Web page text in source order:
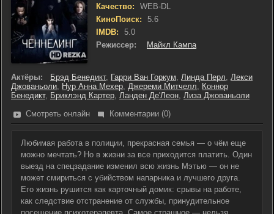
Качество:
WEB-DL
КиноПоиск:
5.6
IMDB:
5.0
Режиссер:
Майкл Кампа
Актёры: Брэд Бенедикт, Гарри Ван Горкум, Линда Перл, Лекси
Джованьоли, Нур Анна Мехер, Джереми Митчелл, Коннор
Бенедикт, Бриклэнд Картер, Ланден Де'Леон, Лиза Джованьоли
Смотреть онлайн
Комментарии (0)
Любимая работа в полиции, прекрасная семья — о чём еще
можно мечтать? Но в жизни за все приходится платить. Один
выезд на спецзадание изменил всю жизнь Мэтью — он не
может смириться с убийством напарника и лучшего друга.
Его жизнь рушится как карточный домик: срывы на работе,
как следствие отстранение от службы, принудительное